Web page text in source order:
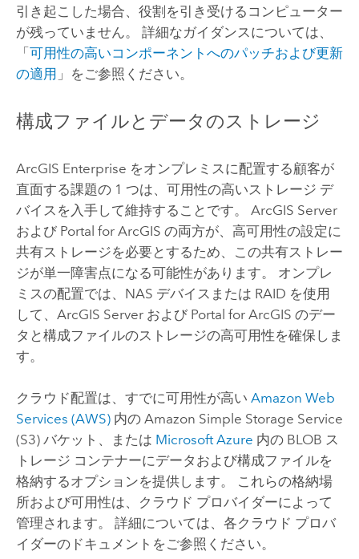
引き起こした場合、役割を引き受けるコンピューター
が残っていません。 詳細なガイダンスについては、
「 可用性の高いコンポーネントへのパッチおよび更新
の適用 」をご参照ください。
構成ファイルとデータのストレージ
ArcGIS Enterprise をオンプレミスに配置する顧客が
直面する課題の 1 つは、可用性の高いストレージ デ
バイスを入手して維持することです。 ArcGIS Server
および Portal for ArcGIS の両方が、高可用性の設定に
共有ストレージを必要とするため、この共有ストレー
ジが単一障害点になる可能性があります。 オンプレ
ミスの配置では、NAS デバイスまたは RAID を使用
して、 ArcGIS Serverおよび Portal for ArcGIS のデー
タと構成ファイルのストレージの高可用性を確保しま
す。
クラウド配置は、すでに可用性が高い Amazon Web
Services (AWS)内の Amazon Simple Storage Service
(S3)バケット、または Microsoft Azure 内の BLOB ス
トレージ コンテナーにデータおよび構成ファイルを
格納するオプションを提供します。 これらの格納場
所および可用性は、クラウド プロバイダーによって
管理されます。 詳細については、各クラウド プロバ
イダーのドキュメントをご参照ください。